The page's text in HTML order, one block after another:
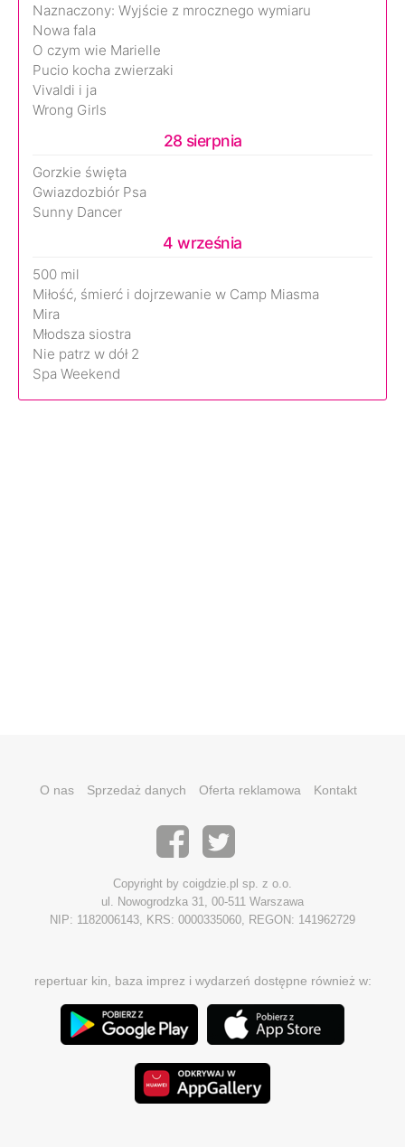
Naznaczony: Wyjście z mrocznego wymiaru
Nowa fala
O czym wie Marielle
Pucio kocha zwierzaki
Vivaldi i ja
Wrong Girls
28 sierpnia
Gorzkie święta
Gwiazdozbiór Psa
Sunny Dancer
4 września
500 mil
Miłość, śmierć i dojrzewanie w Camp Miasma
Mira
Młodsza siostra
Nie patrz w dół 2
Spa Weekend
O nas Sprzedaż danych Oferta reklamowa Kontakt
Copyright by coigdzie.pl sp. z o.o.
ul. Nowogrodzka 31, 00-511 Warszawa
NIP: 1182006143, KRS: 0000335060, REGON: 141962729
repertuar kin, baza imprez i wydarzeń dostępne również w: